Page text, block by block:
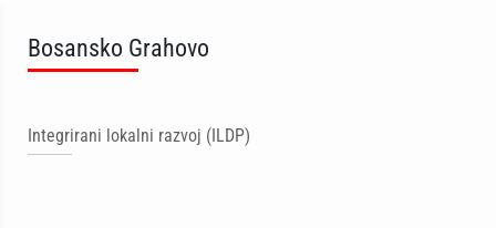
Bosansko Grahovo
Integrirani lokalni razvoj (ILDP)